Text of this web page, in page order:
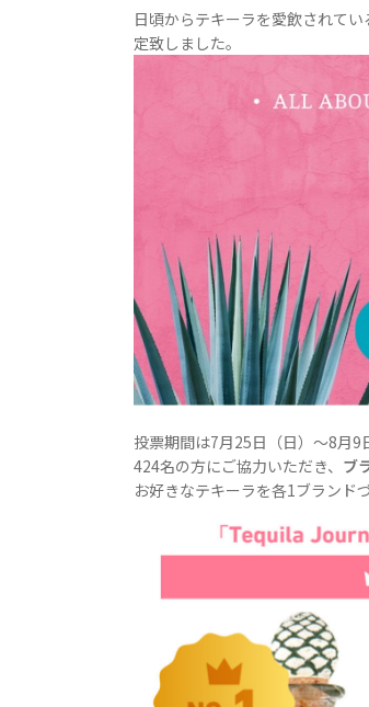
日頃からテキーラを愛飲されて
定致しました。
投票期間は7月25日（日）～8月9
424名の方にご協力いただき、 ブ
お好きなテキーラを各1ブランド